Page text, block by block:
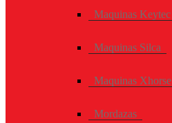
Maquinas Keytec
Maquinas Silca
Maquinas Xhorse
Mordazas